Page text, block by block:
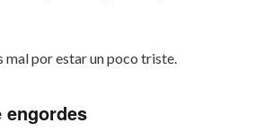
mal por estar un poco triste.
engordes